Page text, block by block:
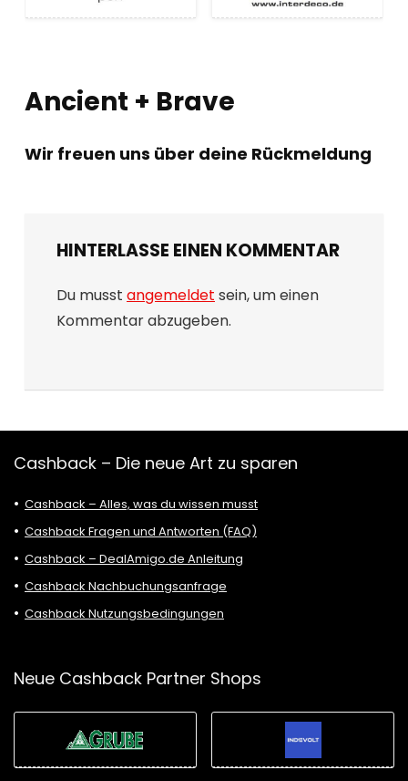
Ancient + Brave
Wir freuen uns über deine Rückmeldung
HINTERLASSE EINEN KOMMENTAR
Du musst angemeldet sein, um einen
Kommentar abzugeben.
Cashback – Die neue Art zu sparen
Cashback – Alles, was du wissen musst
Cashback Fragen und Antworten (FAQ)
Cashback – DealAmigo.de Anleitung
Cashback Nachbuchungsanfrage
Cashback Nutzungsbedingungen
Neue Cashback Partner Shops